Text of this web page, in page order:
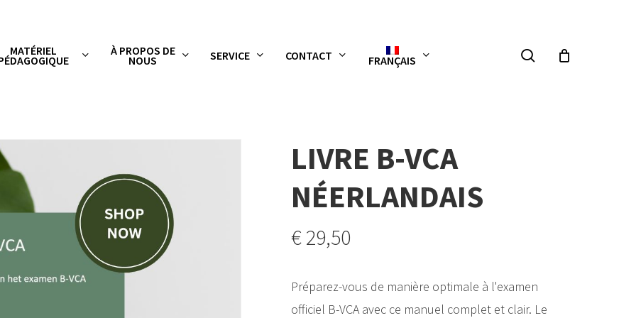
MATÉRIEL À PROPOS DE
NOUS SERVICE CONTACT FRANÇAIS recherche
LIVRE B-VCA
NÉERLANDAIS
€29,50
Préparez-vous de manière optimale à l'examen
officiel B-VCA avec ce manuel complet et clair. Le